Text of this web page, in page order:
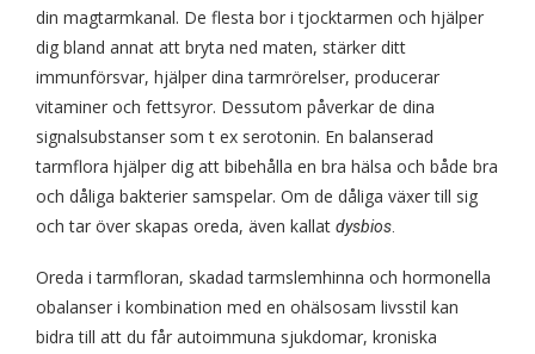
din magtarmkanal. De flesta bor i tjocktarmen och hjälper
dig bland annat att bryta ned maten, stärker ditt
immunförsvar, hjälper dina tarmrörelser, producerar
vitaminer och fettsyror. Dessutom påverkar de dina
signalsubstanser som t ex serotonin. En balanserad
tarmflora hjälper dig att bibehålla en bra hälsa och både bra
och dåliga bakterier samspelar. Om de dåliga växer till sig
och tar över skapas oreda, även kallat dysbios
Oreda i tarmfloran, skadad tarmslemhinna och hormonella
obalanser i kombination med en ohälsosam livsstil kan
bidra till att du får autoimmuna sjukdomar, kroniska